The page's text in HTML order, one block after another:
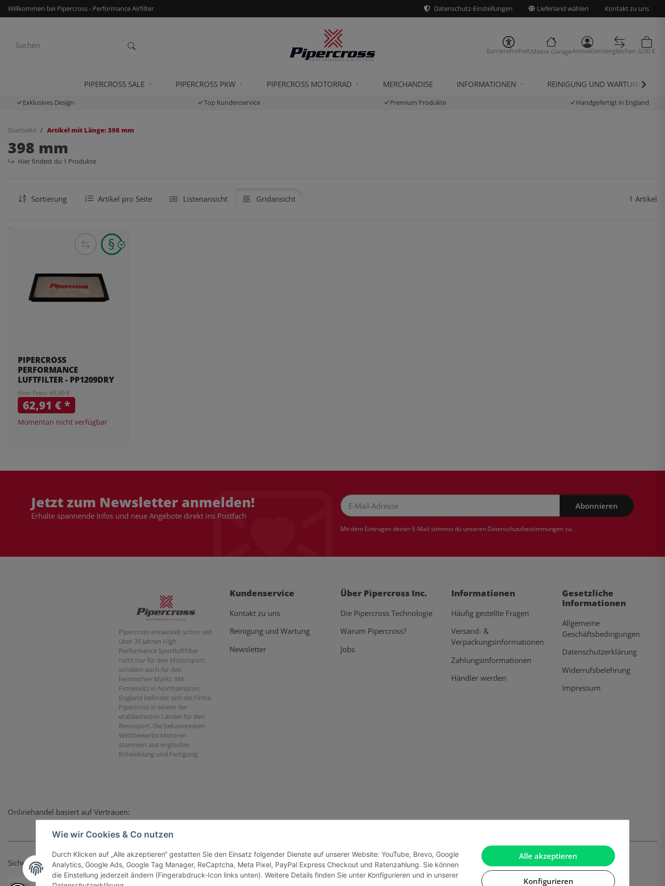
Alle akzeptieren
Konfigurieren
Wie wir Cookies & Co nutzen
Durch Klicken auf „Alle akzeptieren“ gestatten Sie den Einsatz folgender Dienste auf unserer Website: YouTube, Brevo, Google
Analytics, Google Ads, Google Tag Manager, ReCaptcha, Meta Pixel, PayPal Express Checkout und Ratenzahlung. Sie können
die Einstellung jederzeit ändern (Fingerabdruck-Icon links unten). Weitere Details finden Sie unter Konfigurieren und in unserer
Willkommen bei Pipercross - Performance Airfilter Datenschutz-Einstellungen Lieferland wählen Kontakt zu uns
BarrierefreiheitMeine GarageAnmeldenVergleichen 0,00 €
PIPERCROSS SALE PIPERCROSS PKW PIPERCROSS MOTORRAD MERCHANDISE INFORMATIONEN REINIGUNG UND WARTUNG
Exklusives Design Top Kundenservice Premium Produkte Handgefertigt in England
Startseite Artikel mit Länge: 398 mm
398 mm
Hier findest du 1 Produkte
Sortierung Artikel pro Seite Listenansicht Gridansicht 1 Artikel
PIPERCROSS
PERFORMANCE
LUFTFILTER - PP1209DRY
Alter Preis: 69,90 €
62,91 €*
Momentan nicht verfügbar
Jetzt zum Newsletter anmelden!
Erhalte spannende Infos und neue Angebote direkt ins Postfach
Abonnieren
Mit dem Eintragen deiner E-Mail stimmst du unseren Datenschutzbestimmungenzu.
Pipercross entwickelt schon seit
über 35 Jahren High
Performance Sportluftfilter
nicht nur für den Motorsport,
sondern auch für den
heimischen Markt. Mit
Firmensitz in Northampton,
England befindet sich die Firma
Pipercross in einem der
etabliertesten Länder für den
Rennsport. Die bekanntesten
Wettbewerbs-Motoren
stammen aus englischer
Entwicklung und Fertigung.
Kundenservice
Kontakt zu uns
Reinigung und Wartung
Newsletter
Über Pipercross Inc.
Die Pipercross Technologie
Warum Pipercross?
Jobs
Informationen
Häufig gestellte Fragen
Versand- &
Verpackungsinformationen
Zahlungsinformationen
Händler werden
Gesetzliche
Informationen
Allgemeine
Geschäftsbedingungen
Datenschutzerklärung
Widerrufsbelehrung
Impressum
Onlinehandel basiert auf Vertrauen:
Sicher bezahlen via: